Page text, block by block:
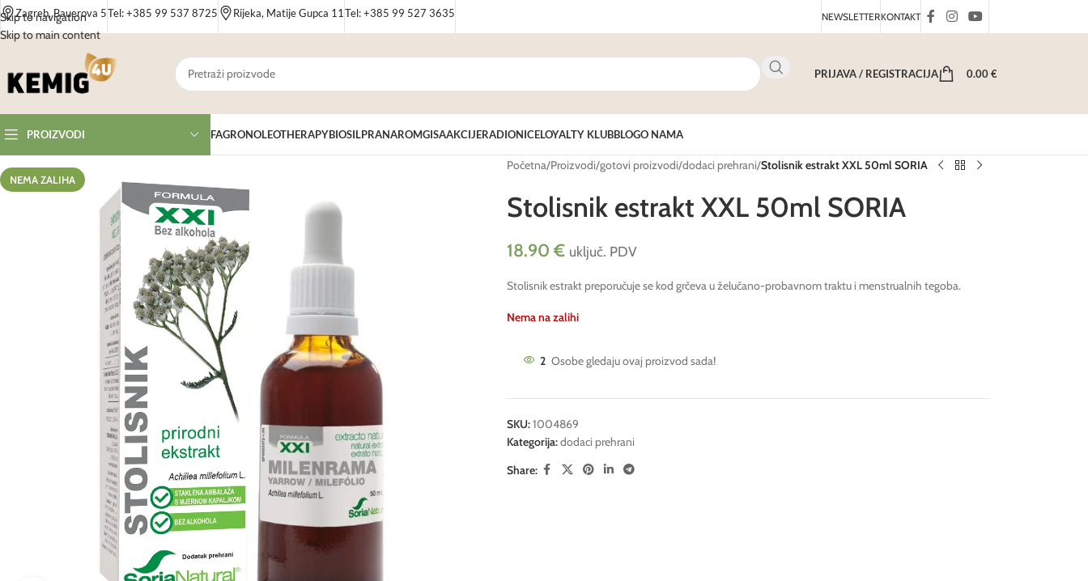
Skip to navigation
Skip to main content
Zagreb, Bauerova 5Tel: +385 99 537 8725 Rijeka, Matije Gupca 11 Tel: +385 99 527 3635 NEWSLETTERKONTAKT
PRIJAVA / REGISTRACIJA 0.00€
PROIZVODI FAGRONOLEOTHERAPYBIOSILPRANAROMGISAAKCIJERADIONICELOYALTY KLUBBLOGO NAMA
NEMA ZALIHA
Početna/Proizvodi/gotovi proizvodi/dodaci prehrani/Stolisnik estrakt XXL 50ml SORIA
Stolisnik estrakt XXL 50ml SORIA
18.90€ uključ. PDV
Stolisnik estrakt preporučuje se kod grčeva u želučano-probavnom traktu i menstrualnih tegoba.
Nema na zalihi
2 Osobe gledaju ovaj proizvod sada!
SKU:1004869
Kategorija:dodaci prehrani
Share: